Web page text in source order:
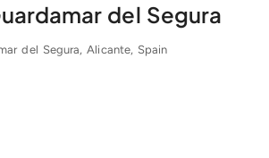
del Segura
del Segura, Alicante, Spain